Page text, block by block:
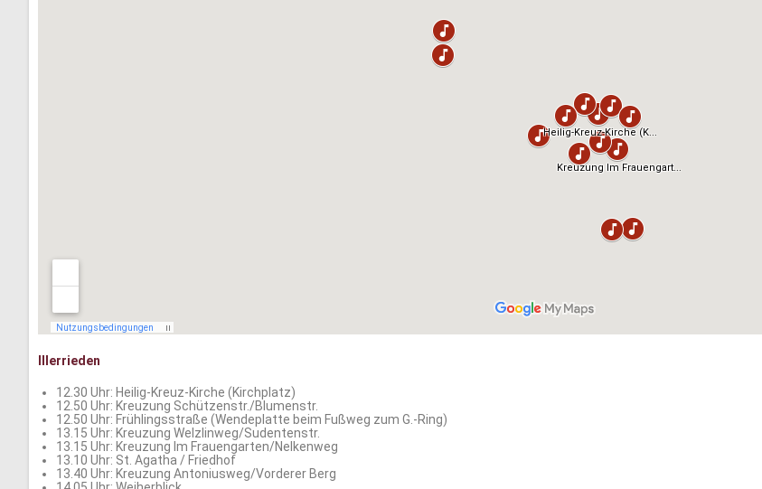
Illerrieden
12.30 Uhr: Heilig-Kreuz-Kirche (Kirchplatz)
12.50 Uhr: Kreuzung Schützenstr./Blumenstr.
12.50 Uhr: Frühlingsstraße (Wendeplatte beim Fußweg zum G.-Ring)
13.15 Uhr: Kreuzung Welzlinweg/Sudentenstr.
13.15 Uhr: Kreuzung Im Frauengarten/Nelkenweg
13.10 Uhr: St. Agatha / Friedhof
13.40 Uhr: Kreuzung Antoniusweg/Vorderer Berg